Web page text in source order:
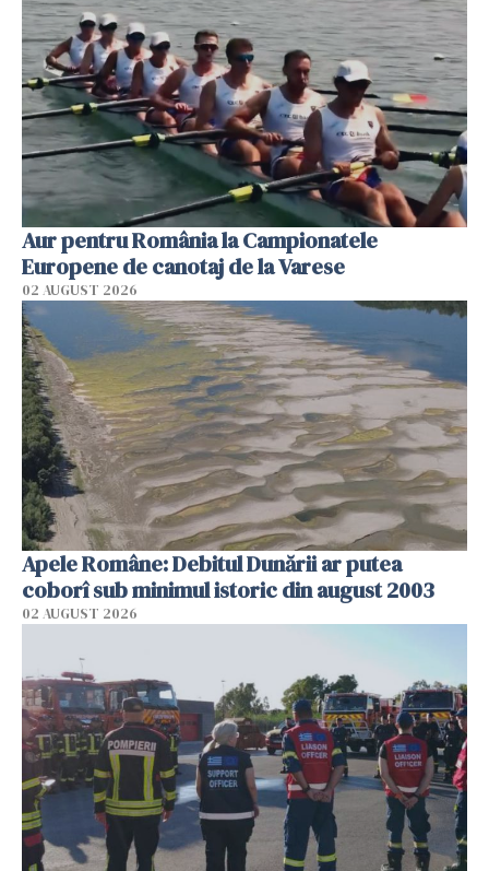
Aur pentru România la Campionatele
Europene de canotaj de la Varese
02 AUGUST 2026
Apele Române: Debitul Dunării ar putea
coborî sub minimul istoric din august 2003
02 AUGUST 2026